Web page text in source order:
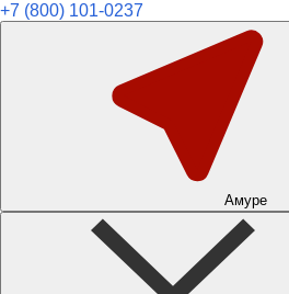
+7 (800) 101-0237
Амуре